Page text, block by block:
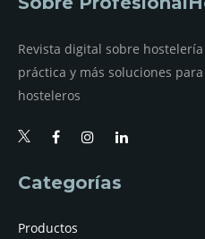
Revista digital sobre
práctica y más soluciones
hosteleros
Categorías
Productos